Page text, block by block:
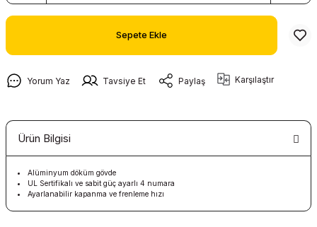
Sepete Ekle
Yorum Yaz Tavsiye Et Paylaş Karşılaştır
Ürün Bilgisi
Alüminyum döküm gövde
UL Sertifikalı ve sabit güç ayarlı 4 numara
Ayarlanabilir kapanma ve frenleme hızı